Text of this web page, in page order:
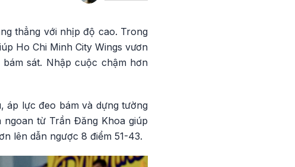
thẳng với nhịp độ cao. Trong
Ho Chi Minh City Wings vươn
sát. Nhập cuộc chậm hơn
áp lực đeo bám và dựng tường
ngoan từ Trần Đăng Khoa giúp
lên dẫn ngược 8 điểm 51-43.